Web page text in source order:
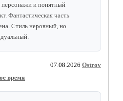
и понятный
Фантастическая часть
Стиль неровный, но
07.08.2026 Ostrov
время